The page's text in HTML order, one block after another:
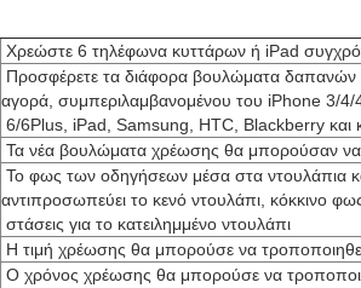
Χρεώστε 6 τηλέφωνα κυττάρων ή iPad
Προσφέρετε τα διάφορα βουλώματα δαπανών
αγορά, συμπεριλαμβανομένου του iPhone 3/
6/6Plus, iPad, Samsung, HTC, Blackberry και
Τα νέα βουλώματα χρέωσης θα μπορούσαν
Το φως των οδηγήσεων μέσα στα ντουλάπια
αντιπροσωπεύει το κενό ντουλάπι, κόκκινο
στάσεις για το κατειλημμένο ντουλάπι
Η τιμή χρέωσης θα μπορούσε να
Ο χρόνος χρέωσης θα μπορούσε να